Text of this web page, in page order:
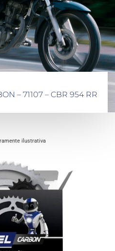
– 71107 – CBR 954 RR
ilustrativa